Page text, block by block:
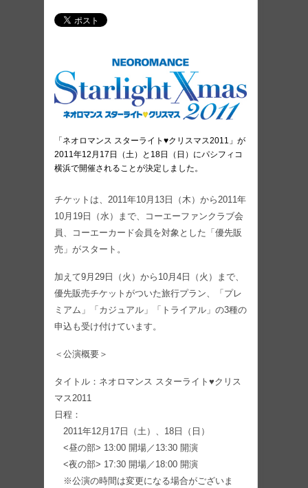
「ネオロマンス スターライト♥クリスマス2011」が
2011年12月17日（土）と18日（日）にパシフィコ
横浜で開催されることが決定しました。
チケットは、2011年10月13日（木）から2011年
10月19日（水）まで、コーエーファンクラブ会
員、コーエーカード会員を対象とした「優先販
売」がスタート。
加えて9月29日（火）から10月4日（火）まで、
優先販売チケットがついた旅行プラン、「プレ
ミアム」「カジュアル」「トライアル」の3種の
申込も受け付けています。
＜公演概要＞
タイトル：ネオロマンス スターライト♥クリス
マス2011
日程：
2011年12月17日（土）、18日（日）
<昼の部> 13:00 開場／13:30 開演
<夜の部> 17:30 開場／18:00 開演
※公演の時間は変更になる場合がございま